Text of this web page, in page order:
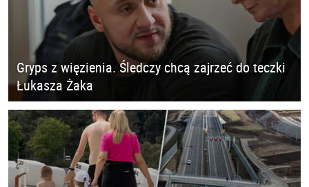
Gryps z więzienia. Śledczy chcą zajrzeć do teczki
Łukasza Żaka